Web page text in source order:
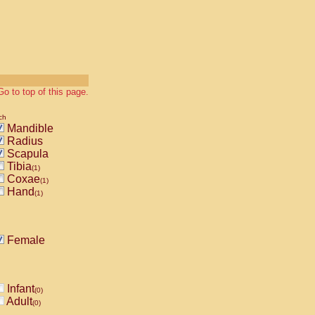
to top of this page.
Mandible
Radius
Scapula
Tibia(1)
Coxae(1)
Hand(1)
Female
Infant(0)
Adult(0)